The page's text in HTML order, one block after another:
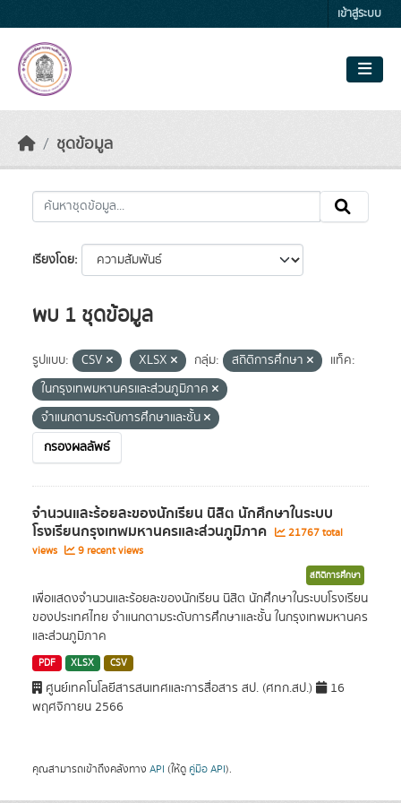
เข้าสู่ระบบ
ชุดข้อมูล
เรียงโดย
พบ 1 ชุดข้อมูล
รูปแบบ: CSV XLSX กลุ่ม: สถิติการศึกษา
แท็ค:
ในกรุงเทพมหานครและส่วนภูมิภาค
จำแนกตามระดับการศึกษาและชั้น
กรองผลลัพธ์
จำนวนและร้อยละของนักเรียน นิสิต นักศึกษาในระบบ
โรงเรียนกรุงเทพมหานครและส่วนภูมิภาค
21767 total
views
9 recent views
สถิติการศึกษา
เพื่อแสดงจำนวนและร้อยละของนักเรียน นิสิต นักศึกษาในระบบโรงเรียน
ของประเทศไทย จำแนกตามระดับการศึกษาและชั้น ในกรุงเทพมหานคร
และส่วนภูมิภาค
PDF XLSX CSV
ศูนย์เทคโนโลยีสารสนเทศและการสื่อสาร สป. (ศทก.สป.)
16
พฤศจิกายน 2566
คุณสามารถเข้าถึงคลังทาง API (ให้ดู คู่มือ API).